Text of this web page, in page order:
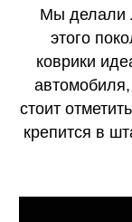
Мы делали
этого
коврики
стоит
крепится в